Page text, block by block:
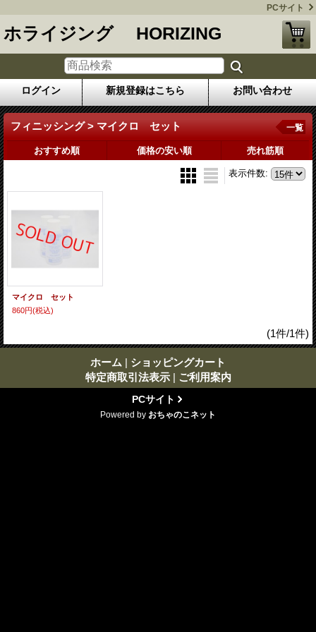
PCサイト
ホライジング HORIZING
ログイン 新規登録はこちら お問い合わせ
フィニッシング > マイクロ セット 一覧
おすすめ順 価格の安い順 売れ筋順
表示件数:
マイクロ セット
860円(税込)
(1件/1件)
ホーム | ショッピングカート
特定商取引法表示 | ご利用案内
PCサイト
Powered by おちゃのこネット